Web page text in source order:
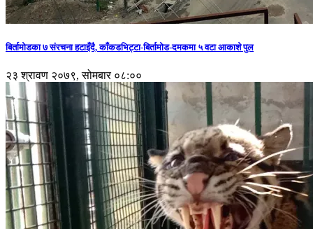
बिर्तामोडका ७ संरचना हटाइँदै, काँकडभिट्टा-बिर्तामोड-दमकमा ५ वटा आकाशे पुल
२३ श्रावण २०७९, सोमबार ०८:००